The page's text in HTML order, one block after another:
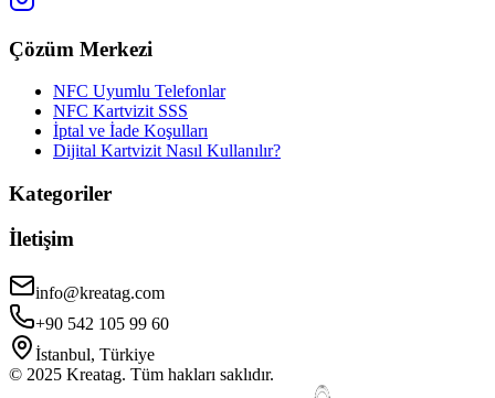
Çözüm Merkezi
NFC Uyumlu Telefonlar
NFC Kartvizit SSS
İptal ve İade Koşulları
Dijital Kartvizit Nasıl Kullanılır?
Kategoriler
İletişim
info@kreatag.com
+90 542 105 99 60
İstanbul, Türkiye
© 2025 Kreatag. Tüm hakları saklıdır.